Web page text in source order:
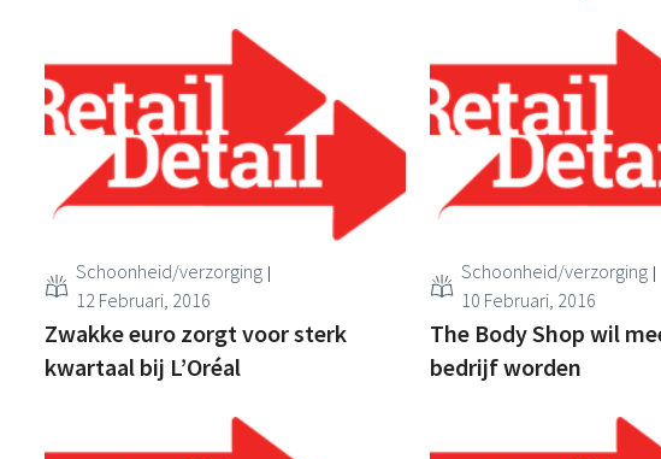
Schoonheid/verzorging
12 Februari, 2016
Zwakke euro zorgt voor sterk
kwartaal bij L’Oréal
Schoonheid/verzorging
10 Februari, 2016
The Body Shop wil
bedrijf worden